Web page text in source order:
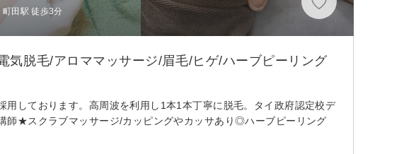
町田駅 徒歩3分
気脱毛/アロママッサージ/眉毛/ヒゲ/ハーブピーリング
用しております。高周波を利用し1本1本丁寧に脱毛。タイ政府認定校デ
師★スクラブマッサージ/カッピングやカッサあり◎ハーブピーリング